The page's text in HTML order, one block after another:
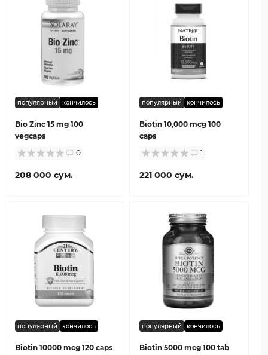
популярный кончилось
Bio Zinc 15 mg 100
vegcaps
0
208 000 сум.
популярный кончилось
Biotin 10,000 mcg 100
caps
1
221 000 сум.
популярный кончилось
Biotin 10000 mcg 120 caps
популярный кончилось
Biotin 5000 mcg 100 tab